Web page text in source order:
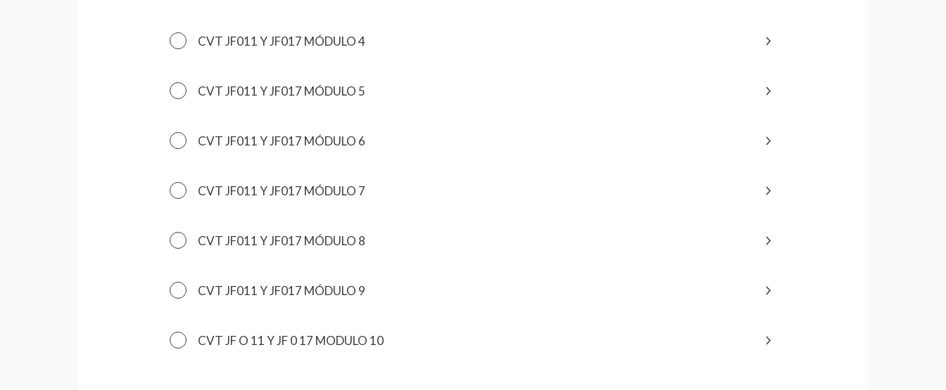
CVT JF011 Y JF017 MÓDULO 4
CVT JF011 Y JF017 MÓDULO 5
CVT JF011 Y JF017 MÓDULO 6
CVT JF011 Y JF017 MÓDULO 7
CVT JF011 Y JF017 MÓDULO 8
CVT JF011 Y JF017 MÓDULO 9
CVT JF O 11 Y JF 0 17 MODULO 10